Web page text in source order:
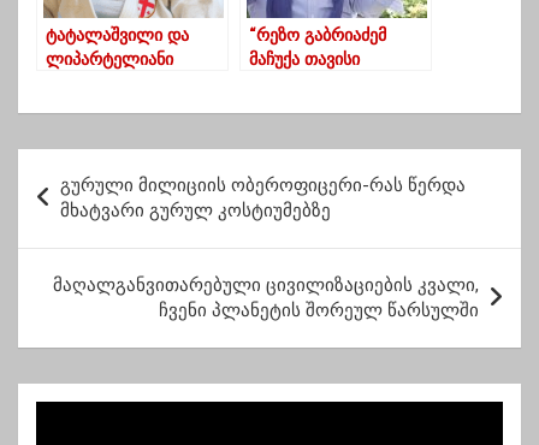
ტატალაშვილი და
ლიპარტელიანი
“რეზო გაბრიაძემ
მაჩუქა თავისი
შევარდნაძე
ო
ს
ნ
გურული მილიციის ობეროფიცერი-რას წერდა
მხატვარი გურულ კოსტიუმებზე
მაღალგანვითარებული ცივილიზაციების კვალი,
ჩვენი პლანეტის შორეულ წარსულში